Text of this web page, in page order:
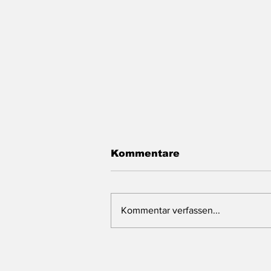
Kommentare
Kommentar verfassen...